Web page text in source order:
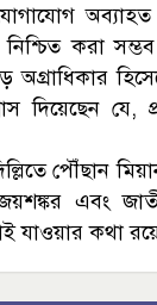
অব্যাহত
নিশ্চিত করা
দিয়েছেন যে,
পৌঁছান
জয়শঙ্কর এবং
যাওয়ার কথা